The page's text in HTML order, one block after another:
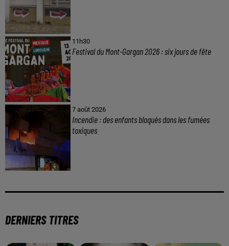
11h30
Festival du Mont-Gargan 2026 : six jours de fête
7 août 2026
Incendie : des enfants bloqués dans les fumées
toxiques
DERNIERS TITRES